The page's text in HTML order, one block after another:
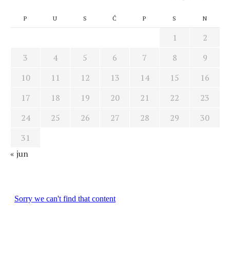
P U S Č P S N
1
2
3
4 5 6 7 8
9
10
11 12 13 14 15
16
17
18 19 20 21 22
23
24
25 26 27 28 29
30
31
« jun